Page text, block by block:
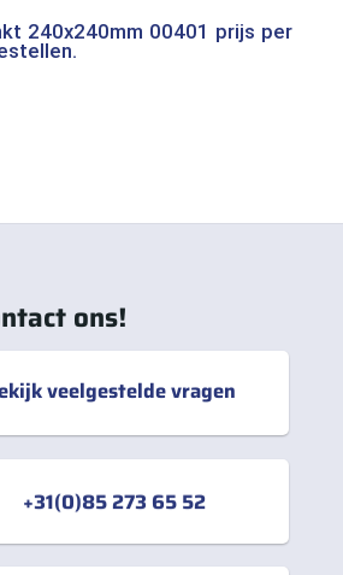
240x240mm 00401 prijs per
ons!
veelgestelde vragen
+31(0)85 273 65 52